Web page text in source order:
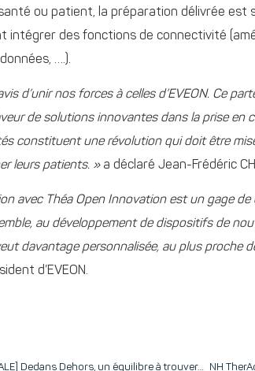
ou patient, la préparation délivrée est
intégrer des fonctions de connectivité
….).
d’unir nos forces à celles d’EVEON. Ce
de solutions innovantes dans la prise en
constituent une révolution qui doit être
leurs patients. » a déclaré Jean-Frédéric
avec Théa Open Innovation est un gage
au développement de dispositifs de
davantage personnalisée, au plus proche
d’EVEON.
Dedans Dehors, un équilibre à trouver…